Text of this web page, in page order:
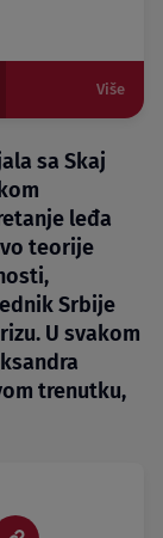
Više
sa Skaj
leđa
teorije
Srbije
U svakom
trenutku,